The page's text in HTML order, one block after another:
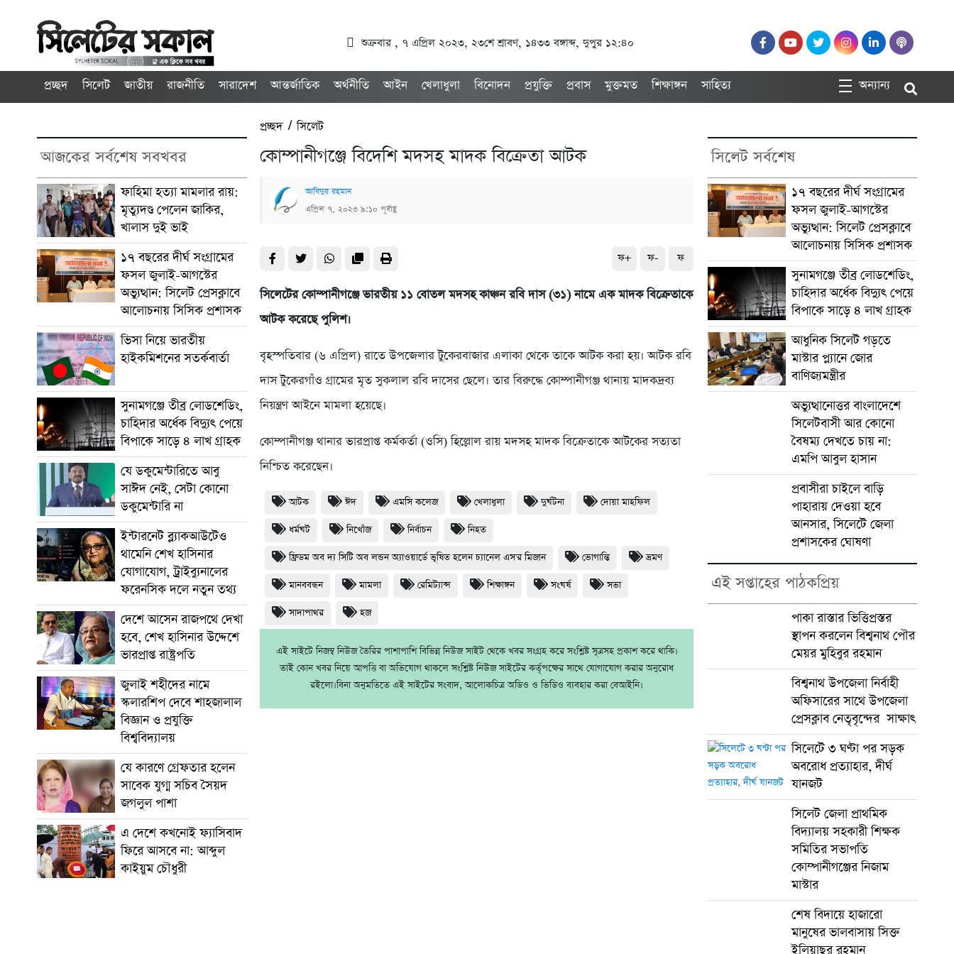
শুক্রবার , ৭ এপ্রিল ২০২৩, ২৩শে শ্রাবণ, ১৪৩৩ বঙ্গাব্দ, দুপুর ১২:৪০
প্রচ্ছদ সিলেট জাতীয় রাজনীতি সারাদেশ আন্তর্জাতিক অর্থনীতি আইন খেলাধুলা বিনোদন প্রযুক্তি প্রবাস মুক্তমত শিক্ষাঙ্গন সাহিত্য অন্যান্য
আজকের সর্বশেষ সবখবর
ফাহিমা হত্যা মামলার রায়:
মৃত্যুদণ্ড পেলেন জাকির,
খালাস দুই ভাই
১৭ বছরের দীর্ঘ সংগ্রামের
ফসল জুলাই-আগস্টের
অভ্যুত্থান: সিলেট প্রেসক্লাবে
আলোচনায় সিসিক প্রশাসক
ভিসা নিয়ে ভারতীয়
হাইকমিশনের সতর্কবার্তা
সুনামগঞ্জে তীব্র লোডশেডিং,
চাহিদার অর্ধেক বিদ্যুৎ পেয়ে
বিপাকে সাড়ে ৪ লাখ গ্রাহক
যে ডকুমেন্টারিতে আবু
সাঈদ নেই, সেটা কোনো
ডকুমেন্টারি না
ইন্টারনেট ব্ল্যাকআউটেও
থামেনি শেখ হাসিনার
যোগাযোগ, ট্রাইব্যুনালের
ফরেনসিক দলে নতুন তথ্য
দেশে আসেন রাজপথে দেখা
হবে, শেখ হাসিনার উদ্দেশে
ভারপ্রাপ্ত রাষ্ট্রপতি
জুলাই শহীদের নামে
স্কলারশিপ দেবে শাহজালাল
বিজ্ঞান ও প্রযুক্তি
বিশ্ববিদ্যালয়
যে কারণে গ্রেফতার হলেন
সাবেক যুগ্ম সচিব সৈয়দ
জগলুল পাশা
এ দেশে কখনোই ফ্যাসিবাদ
ফিরে আসবে না: আব্দুল
কাইয়ুম চৌধুরী
প্রচ্ছদ/সিলেট
কোম্পানীগঞ্জে বিদেশি মদসহ মাদক বিক্রেতা আটক
আবিদুর রহমান
এপ্রিল ৭, ২০২৩ ৯:১০ পূর্বাহ্ণ
ফ+ ফ- ফ
সিলেটের কোম্পানীগঞ্জে ভারতীয় ১১ বোতল মদসহ কাঞ্চন রবি দাস (৩১) নামে এক মাদক বিক্রেতাকে
আটক করেছে পুলিশ।
বৃহস্পতিবার (৬ এপ্রিল) রাতে উপজেলার টুকেরবাজার এলাকা থেকে তাকে আটক করা হয়। আটক রবি
দাস টুকেরগাঁও গ্রামের মৃত সুকলাল রবি দাসের ছেলে। তার বিরুদ্ধে কোম্পানীগঞ্জ থানায় মাদকদ্রব্য
নিয়ন্ত্রণ আইনে মামলা হয়েছে।
কোম্পানীগঞ্জ থানার ভারপ্রাপ্ত কর্মকর্তা (ওসি) হিল্লোল রায় মদসহ মাদক বিক্রেতাকে আটকের সত্যতা
নিশ্চিত করেছেন।
আটক ঈদ এমসি কলেজ খেলাধুলা দুর্ঘটনা দোয়া মাহফিল
ধর্মঘট নিখোঁজ নির্বাচন নিহত
ফ্রিডম অব দ্য সিটি অব লন্ডন অ্যাওয়ার্ডে ভূষিত হলেন চ্যানেল এস'র মিজান ভোগান্তি ভ্রমণ
মানববন্ধন মামলা রেমিট্যান্স শিক্ষাঙ্গন সংঘর্ষ সভা
সাদাপাথর হজ
এই সাইটে নিজম্ব নিউজ তৈরির পাশাপাশি বিভিন্ন নিউজ সাইট থেকে খবর সংগ্রহ করে সংশ্লিষ্ট সূত্রসহ প্রকাশ করে থাকি।
তাই কোন খবর নিয়ে আপত্তি বা অভিযোগ থাকলে সংশ্লিষ্ট নিউজ সাইটের কর্তৃপক্ষের সাথে যোগাযোগ করার অনুরোধ
রইলো।বিনা অনুমতিতে এই সাইটের সংবাদ, আলোকচিত্র অডিও ও ভিডিও ব্যবহার করা বেআইনি।
সিলেট সর্বশেষ
১৭ বছরের দীর্ঘ সংগ্রামের
ফসল জুলাই-আগস্টের
অভ্যুত্থান: সিলেট প্রেসক্লাবে
আলোচনায় সিসিক প্রশাসক
সুনামগঞ্জে তীব্র লোডশেডিং,
চাহিদার অর্ধেক বিদ্যুৎ পেয়ে
বিপাকে সাড়ে ৪ লাখ গ্রাহক
আধুনিক সিলেট গড়তে
মাস্টার প্ল্যানে জোর
বাণিজ্যমন্ত্রীর
অভ্যুত্থানোত্তর বাংলাদেশে
সিলেটবাসী আর কোনো
বৈষম্য দেখতে চায় না:
এমপি আবুল হাসান
প্রবাসীরা চাইলে বাড়ি
পাহারায় দেওয়া হবে
আনসার, সিলেটে জেলা
প্রশাসকের ঘোষণা
এই সপ্তাহের পাঠকপ্রিয়
পাকা রাস্তার ভিত্তিপ্রস্তর
স্থাপন করলেন বিশ্বনাথ পৌর
মেয়র মুহিবুর রহমান
বিশ্বনাথ উপজেলা নির্বাহী
অফিসারের সাথে উপজেলা
প্রেসক্লাব নেতৃবৃন্দের সাক্ষাৎ
সিলেটে ৩ ঘণ্টা পর সড়ক
অবরোধ প্রত্যাহার, দীর্ঘ
যানজট
সিলেট জেলা প্রাথমিক
বিদ্যালয় সহকারী শিক্ষক
সমিতির সভাপতি
কোম্পানীগঞ্জের নিজাম
মাস্টার
শেষ বিদায়ে হাজারো
মানুষের ভালবাসায় সিক্ত
ইলিয়াছুর রহমান